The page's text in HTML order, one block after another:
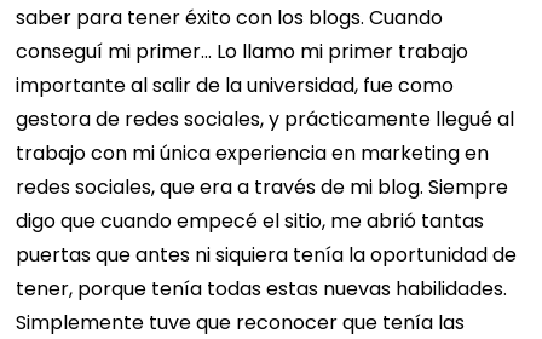
saber para tener éxito con los blogs. Cuando
conseguí mi primer... Lo llamo mi primer trabajo
importante al salir de la universidad, fue como
gestora de redes sociales, y prácticamente llegué al
trabajo con mi única experiencia en marketing en
redes sociales, que era a través de mi blog. Siempre
digo que cuando empecé el sitio, me abrió tantas
puertas que antes ni siquiera tenía la oportunidad de
tener, porque tenía todas estas nuevas habilidades.
Simplemente tuve que reconocer que tenía las